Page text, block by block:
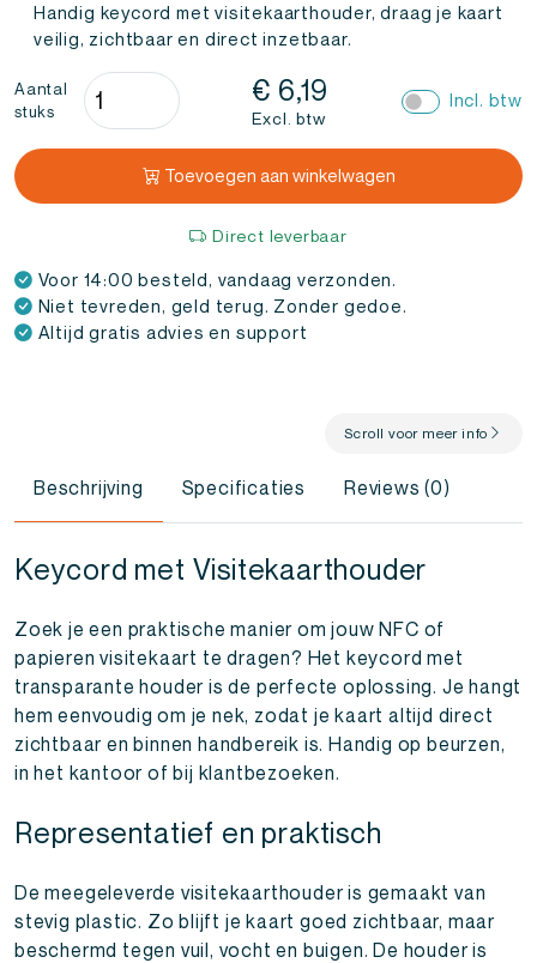
Handig keycord met visitekaarthouder, draag je kaart
veilig, zichtbaar en direct inzetbaar.
Aantal
stuks
Keycord
Met
€ 6,19
Excl. btw
Incl. btw
Toevoegen aan winkelwagen
Direct leverbaar
Voor 14:00 besteld, vandaag verzonden.
Niet tevreden, geld terug. Zonder gedoe.
Altijd gratis advies en support
Scroll voor meer info
Beschrijving Specificaties Reviews (0)
Keycord met Visitekaarthouder
Zoek je een praktische manier om jouw NFC of
papieren visitekaart te dragen? Het keycord met
transparante houder is de perfecte oplossing. Je hangt
hem eenvoudig om je nek, zodat je kaart altijd direct
zichtbaar en binnen handbereik is. Handig op beurzen,
in het kantoor of bij klantbezoeken.
Representatief en praktisch
De meegeleverde visitekaarthouder is gemaakt van
stevig plastic. Zo blijft je kaart goed zichtbaar, maar
beschermd tegen vuil, vocht en buigen. De houder is